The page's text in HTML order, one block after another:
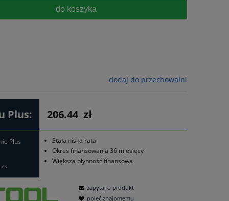
do koszyka
dodaj do przechowalni
Plus: 206.44 zł
Plus
Stała niska rata
Okres finansowania 36 miesięcy
Większa płynność finansowa
zapytaj o produkt
poleć znajomemu